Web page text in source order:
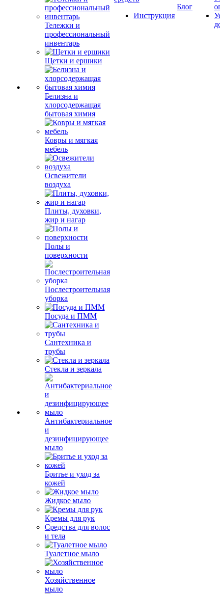
Тележки и
профессиональный
инвентарь
Щетки и ершики
Белизна и
хлорсодержащая
бытовая химия
Ковры и мягкая
мебель
Освежители
воздуха
Плиты, духовки,
жир и нагар
Полы и
поверхности
Послестроительная
уборка
Посуда и ПММ
Сантехника и
трубы
Стекла и зеркала
Антибактериальное
и
дезинфицирующее
мыло
Бритье и уход за
кожей
Жидкое мыло
Кремы для рук
Средства для волос
и тела
Туалетное мыло
Хозяйственное
мыло
Инструкция
Блог